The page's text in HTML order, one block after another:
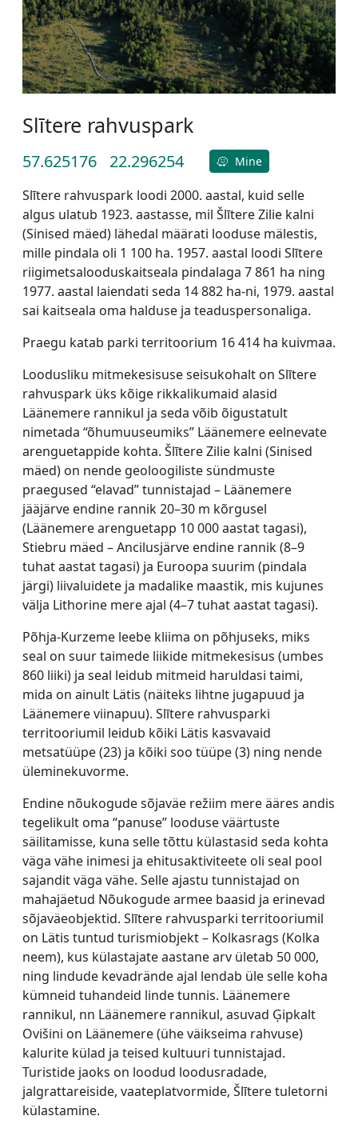
Slītere rahvuspark
57.625176 22.296254 Mine
Slītere rahvuspark loodi 2000. aastal, kuid selle
algus ulatub 1923. aastasse, mil Šlītere Zilie kalni
(Sinised mäed) lähedal määrati looduse mälestis,
mille pindala oli 1 100 ha. 1957. aastal loodi Slītere
riigimetsalooduskaitseala pindalaga 7 861 ha ning
1977. aastal laiendati seda 14 882 ha-ni, 1979. aastal
sai kaitseala oma halduse ja teaduspersonaliga.
Praegu katab parki territoorium 16 414 ha kuivmaa.
Loodusliku mitmekesisuse seisukohalt on Slītere
rahvuspark üks kõige rikkalikumaid alasid
Läänemere rannikul ja seda võib õigustatult
nimetada “õhumuuseumiks” Läänemere eelnevate
arenguetappide kohta. Šlītere Zilie kalni (Sinised
mäed) on nende geoloogiliste sündmuste
praegused “elavad” tunnistajad – Läänemere
jääjärve endine rannik 20–30 m kõrgusel
(Läänemere arenguetapp 10 000 aastat tagasi),
Stiebru mäed – Ancilusjärve endine rannik (8–9
tuhat aastat tagasi) ja Euroopa suurim (pindala
järgi) liivaluidete ja madalike maastik, mis kujunes
välja Lithorine mere ajal (4–7 tuhat aastat tagasi).
Põhja-Kurzeme leebe kliima on põhjuseks, miks
seal on suur taimede liikide mitmekesisus (umbes
860 liiki) ja seal leidub mitmeid haruldasi taimi,
mida on ainult Lätis (näiteks lihtne jugapuud ja
Läänemere viinapuu). Slītere rahvusparki
territooriumil leidub kõiki Lätis kasvavaid
metsatüüpe (23) ja kõiki soo tüüpe (3) ning nende
üleminekuvorme.
Endine nõukogude sõjaväe režiim mere ääres andis
tegelikult oma “panuse” looduse väärtuste
säilitamisse, kuna selle tõttu külastasid seda kohta
väga vähe inimesi ja ehitusaktiviteete oli seal pool
sajandit väga vähe. Selle ajastu tunnistajad on
mahajäetud Nõukogude armee baasid ja erinevad
sõjaväeobjektid. Slītere rahvusparki territooriumil
on Lätis tuntud turismiobjekt – Kolkasrags (Kolka
neem), kus külastajate aastane arv ületab 50 000,
ning lindude kevadrände ajal lendab üle selle koha
kümneid tuhandeid linde tunnis. Läänemere
rannikul, nn Läänemere rannikul, asuvad Ģipkalt
Ovišini on Läänemere (ühe väikseima rahvuse)
kalurite külad ja teised kultuuri tunnistajad.
Turistide jaoks on loodud loodusradade,
jalgrattareiside, vaateplatvormide, Šlītere tuletorni
külastamine.